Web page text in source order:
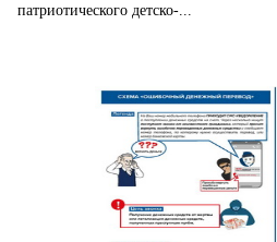
патриотического детско-...